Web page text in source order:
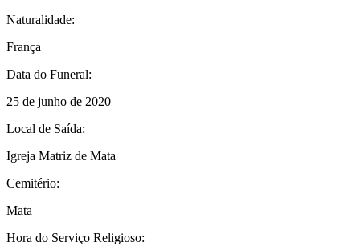
Naturalidade:
França
Data do Funeral:
25 de junho de 2020
Local de Saída:
Igreja Matriz de Mata
Cemitério:
Mata
Hora do Serviço Religioso: